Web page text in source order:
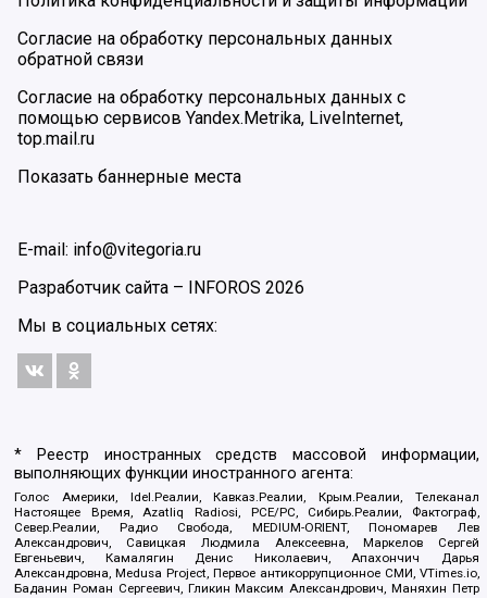
Согласие на обработку персональных данных
обратной связи
Согласие на обработку персональных данных с
помощью сервисов Yandex.Metrika, LiveInternet,
top.mail.ru
Показать баннерные места
E-mail: info@vitegoria.ru
Разработчик сайта – INFOROS 2026
Мы в социальных сетях:
* Реестр иностранных средств массовой информации,
выполняющих функции иностранного агента:
Голос Америки, Idel.Реалии, Кавказ.Реалии, Крым.Реалии, Телеканал
Настоящее Время, Azatliq Radiosi, PCE/PC, Сибирь.Реалии, Фактограф,
Север.Реалии, Радио Свобода, MEDIUM-ORIENT, Пономарев Лев
Александрович, Савицкая Людмила Алексеевна, Маркелов Сергей
Евгеньевич, Камалягин Денис Николаевич, Апахончич Дарья
Александровна, Medusa Project, Первое антикоррупционное СМИ, VTimes.io,
Баданин Роман Сергеевич, Гликин Максим Александрович, Маняхин Петр